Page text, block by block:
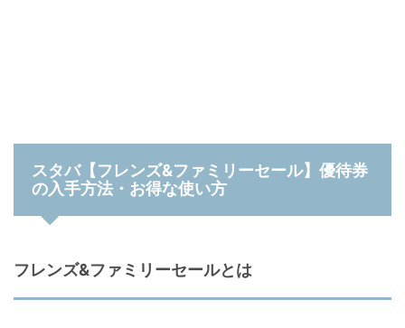
スタバ【フレンズ&ファミリーセール】優待券
の入手方法・お得な使い方
フレンズ&ファミリーセールとは